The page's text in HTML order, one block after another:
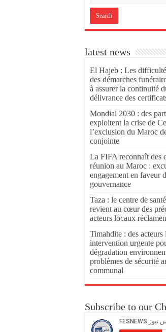
latest news
El Hajeb : Les
des démarches
à assurer la continuité
délivrance des
Mondial 2030 : des
exploitent la crise de
l’exclusion du Maroc
conjointe
La FIFA reconnaît des
réunion au Maroc :
engagement en faveur
gouvernance
Taza : le centre de
revient au cœur des
acteurs locaux
Timahdite : des
intervention urgente
dégradation
problèmes de sécurité
communal
Subscribe to our